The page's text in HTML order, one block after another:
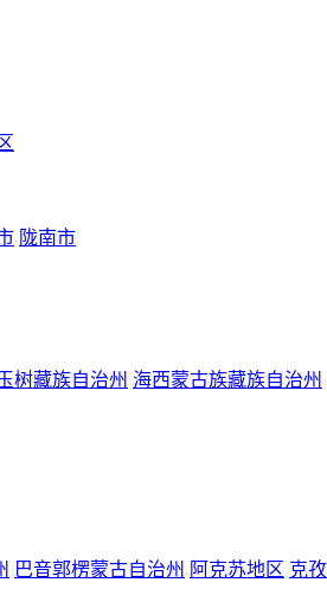
陇南市
树藏族自治州 海西蒙古族藏族自治州
巴音郭楞蒙古自治州 阿克苏地区 克